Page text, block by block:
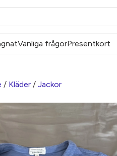
Vanliga frågorPresentkort
/ Kläder / Jackor